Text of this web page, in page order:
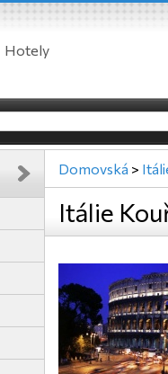
Hotely
Domovská >
Itálie